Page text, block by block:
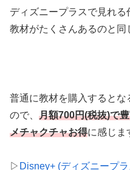
ディズニープラスで見れ
教材がたくさんあるのと同
普通に教材を購入すると
ので、 月額700円(税抜)で
メチャクチャお得に感じま
▷ Disney+ (ディズニープ